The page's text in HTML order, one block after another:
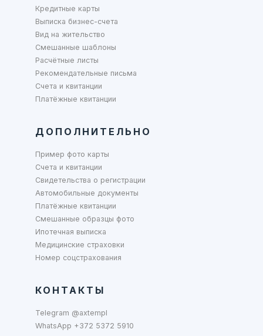
Кредитные карты
Выписка бизнес-счета
Вид на жительство
Смешанные шаблоны
Расчётные листы
Рекомендательные письма
Счета и квитанции
Платёжные квитанции
ДОПОЛНИТЕЛЬНО
Пример фото карты
Счета и квитанции
Свидетельства о регистрации
Автомобильные документы
Платёжные квитанции
Смешанные образцы фото
Ипотечная выписка
Медицинские страховки
Номер соцстрахования
КОНТАКТЫ
Telegram @axtempl
WhatsApp +372 5372 5910